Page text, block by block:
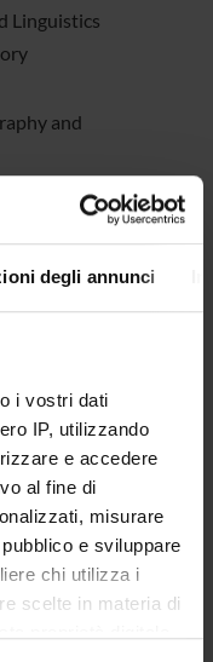
degli annunci
i vostri dati
IP, utilizzando
e accedere
al fine di
misurare
e sviluppare
chi utilizza i
scelte in materia di
Linguistics
and
and major
about your
for students'.